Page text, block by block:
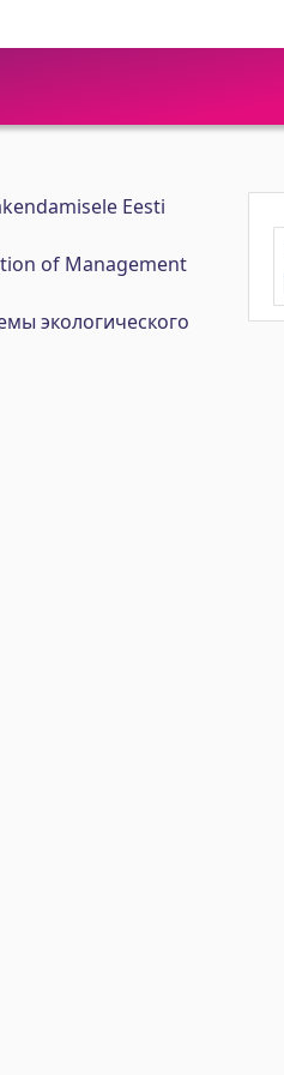
Eesti
of Management
экологического